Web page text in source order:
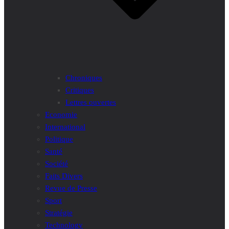
Chroniques
Critiques
Lettres ouvertes
Economie
International
Politique
Santé
Société
Faits Divers
Revue de Presse
Sport
Stratégie
Technology